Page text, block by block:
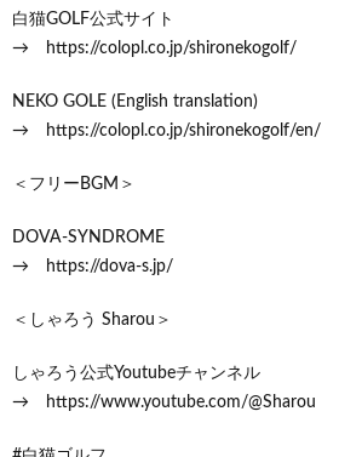
白猫GOLF公式サイト
→ https://colopl.co.jp/shironekogolf/
NEKO GOLE (English translation)
→ https://colopl.co.jp/shironekogolf/en/
＜フリーBGM＞
DOVA-SYNDROME
→ https://dova-s.jp/
＜しゃろう Sharou＞
しゃろう公式Youtubeチャンネル
→ https://www.youtube.com/@Sharou